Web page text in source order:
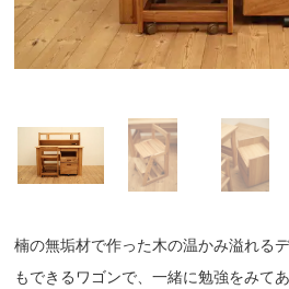
楠の無垢材で作った木の温かみ溢れる
もできるワゴンで、一緒に勉強をみて